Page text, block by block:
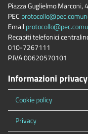
Piazza Guglielmo Marconi,
PEC
Email
Recapiti telefonici
010-7267111
P.IVA 00620570101
Informazioni
Cookie policy
Privacy